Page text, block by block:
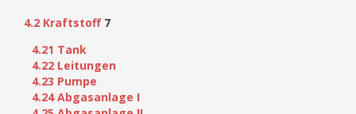
4.2 Kraftstoff 7
4.21 Tank
4.22 Leitungen
4.23 Pumpe
4.24 Abgasanlage I